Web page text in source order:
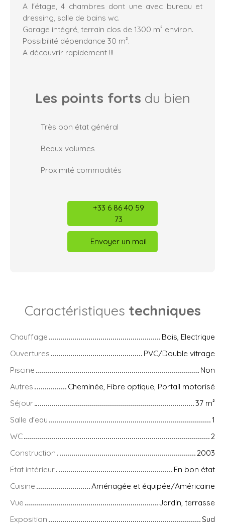
A l'étage, 4 chambres dont une avec bureau et
dressing, salle de bains wc.
Garage intégré, terrain clos de 1300 m² environ.
Possibilité dépendance 30 m².
A découvrir rapidement !!!
Les points forts du bien
Très bon état général
Beaux volumes
Proximité commodités
+33 6 86 40 59
73
Envoyer un mail
Caractéristiques techniques
Chauffage
Bois, Electrique
Ouvertures
PVC/Double vitrage
Piscine
Non
Autres
Cheminée, Fibre optique, Portail motorisé
Séjour
37 m²
Salle d'eau
1
WC
2
Construction
2003
État intérieur
En bon état
Cuisine
Aménagée et équipée/Américaine
Vue
Jardin, terrasse
Exposition
Sud